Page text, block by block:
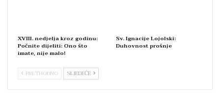
XVIII. nedjelja kroz godinu:
Počnite dijeliti: Ono što
imate, nije malo!
Sv. Ignacije Lojolski:
Duhovnost prošnje
PRETHODNO SLJEDEĆE